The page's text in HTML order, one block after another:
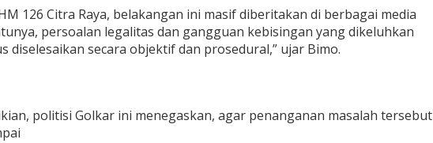
126 Citra Raya, belakangan ini masif diberitakan di berbagai media
persoalan legalitas dan gangguan kebisingan yang dikeluhkan
diselesaikan secara objektif dan prosedural,” ujar Bimo.
politisi Golkar ini menegaskan, agar penanganan masalah tersebut